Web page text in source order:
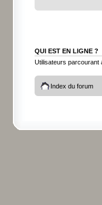
QUI EST EN LIGNE ?
Utilisateurs parcourant
Index du forum